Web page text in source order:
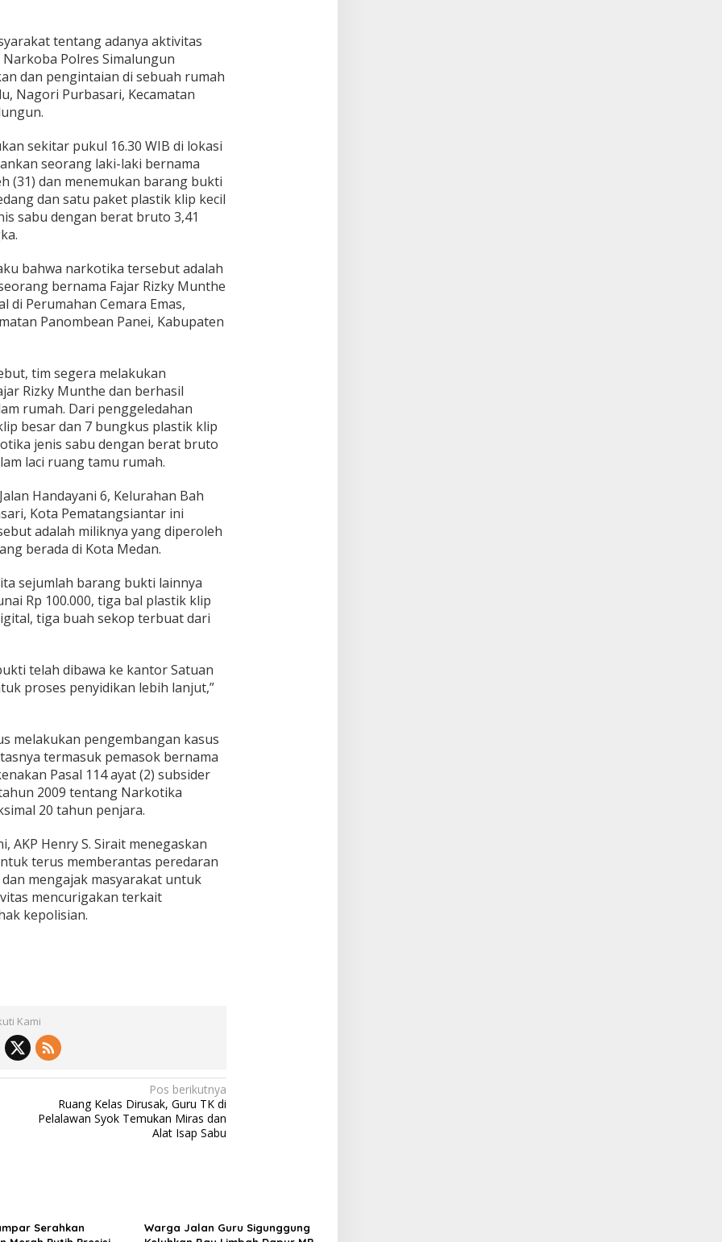
tentang adanya aktivitas
Polres Simalungun
dan pengintaian di sebuah rumah
Nagori Purbasari, Kecamatan
sekitar pukul 16.30 WIB di lokasi
seorang laki-laki bernama
(31) dan menemukan barang bukti
dan satu paket plastik klip kecil
sabu dengan berat bruto 3,41
bahwa narkotika tersebut adalah
bernama Fajar Rizky Munthe
di Perumahan Cemara Emas,
Panombean Panei, Kabupaten
tim segera melakukan
Rizky Munthe dan berhasil
rumah. Dari penggeledahan
besar dan 7 bungkus plastik klip
jenis sabu dengan berat bruto
laci ruang tamu rumah.
Handayani 6, Kelurahan Bah
Kota Pematangsiantar ini
adalah miliknya yang diperoleh
berada di Kota Medan.
sejumlah barang bukti lainnya
Rp 100.000, tiga bal plastik klip
tiga buah sekop terbuat dari
telah dibawa ke kantor Satuan
proses penyidikan lebih lanjut,”
melakukan pengembangan kasus
termasuk pemasok bernama
Pasal 114 ayat (2) subsider
2009 tentang Narkotika
20 tahun penjara.
AKP Henry S. Sirait menegaskan
terus memberantas peredaran
mengajak masyarakat untuk
mencurigakan terkait
kepolisian.
Kami
Pos berikutnya
Ruang Kelas Dirusak, Guru TK di
Pelalawan Syok Temukan Miras dan
Alat Isap Sabu
Serahkan
Warga Jalan Guru Sigunggung